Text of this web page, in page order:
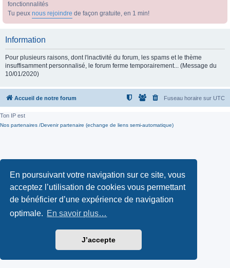
En poursuivant votre navigation sur ce site, vous
acceptez l’utilisation de cookies vous permettant
de bénéficier d’une expérience de navigation
optimale. En savoir plus…
J’accepte
fonctionnalités
Tu peux nous rejoindre de façon gratuite, en 1 min!
Information
Pour plusieurs raisons, dont l'inactivité du forum, les spams et le thème
insuffisamment personnalisé, le forum ferme temporairement... (Message du
10/01/2020)
Accueil de notre forum Fuseau horaire sur UTC
Ton IP est
Nos partenaires /Devenir partenaire (echange de liens semi-automatique)